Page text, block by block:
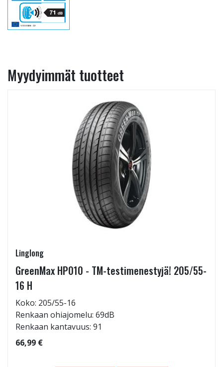
Myydyimmät tuotteet
Linglong
GreenMax HP010 - TM-testimenestyjä! 205/55-
16 H
Koko: 205/55-16
Renkaan ohiajomelu: 69dB
Renkaan kantavuus: 91
66,99 €